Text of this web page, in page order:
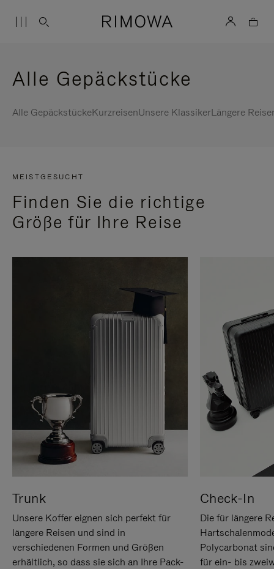
Alle Gepäckstücke
Alle GepäckstückeKurzreisenUnsere KlassikerLängere
MEISTGESUCHT
Finden Sie die richtige
Größe für Ihre Reise
Trunk
Unsere Koffer eignen sich perfekt für
längere Reisen und sind in
verschiedenen Formen und Größen
erhältlich, so dass sie sich an Ihre Pack-
Check-In
Die für längere
Polycarbonat
für ein- bis